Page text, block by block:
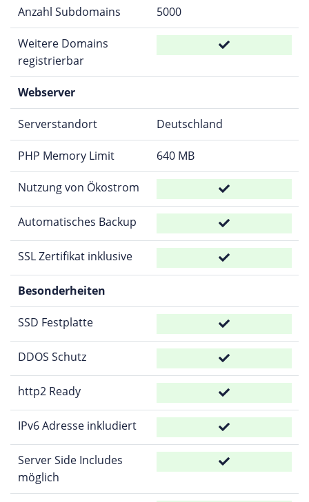
Anzahl Subdomains 5000
Weitere Domains
registrierbar
Webserver
Serverstandort Deutschland
PHP Memory Limit 640 MB
Nutzung von Ökostrom
Automatisches Backup
SSL Zertifikat inklusive
Besonderheiten
SSD Festplatte
DDOS Schutz
http2 Ready
IPv6 Adresse inkludiert
Server Side Includes
möglich